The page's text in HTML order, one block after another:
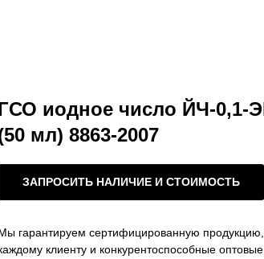
иодное число ЙЧ-0,1-
мл) 8863-2007
ЗАПРОСИТЬ НАЛИЧИЕ И СТОИМОСТЬ
гарантируем сертифицированную
клиенту и конкурентоспособные